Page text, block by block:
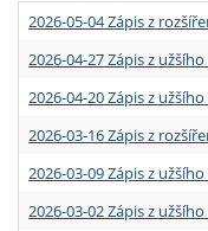
2026-05-04 Zápis z
2026-04-27 Zápis z
2026-04-20 Zápis z
2026-03-16 Zápis z
2026-03-09 Zápis z
2026-03-02 Zápis z